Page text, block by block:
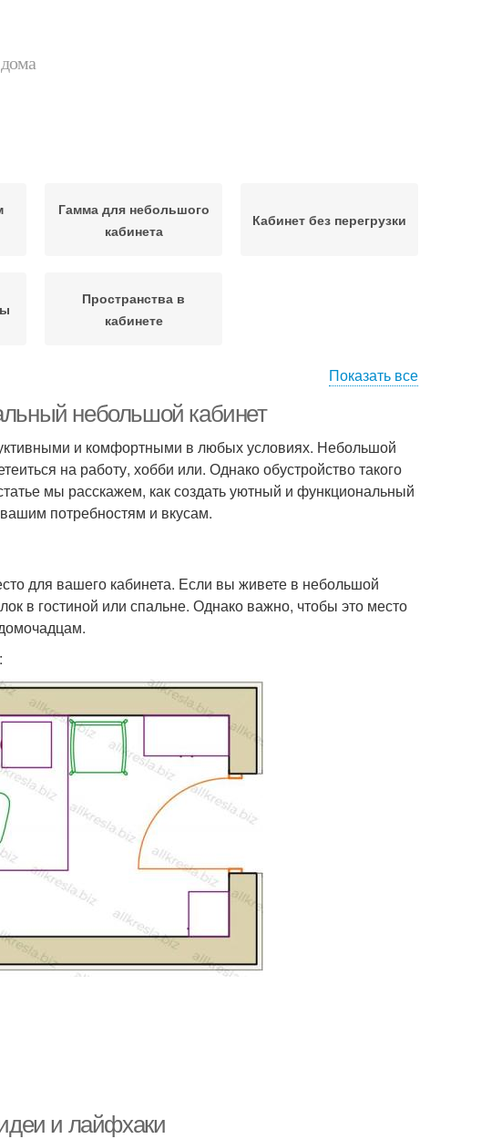
Гамма для небольшого
кабинета
Кабинет без перегрузки
Пространства в
кабинете
Показать все
небольшой кабинет
и комфортными в любых условиях. Небольшой
на работу, хобби или. Однако обустройство такого
мы расскажем, как создать уютный и функциональный
потребностям и вкусам.
для вашего кабинета. Если вы живете в небольшой
в гостиной или спальне. Однако важно, чтобы это место
и лайфхаки